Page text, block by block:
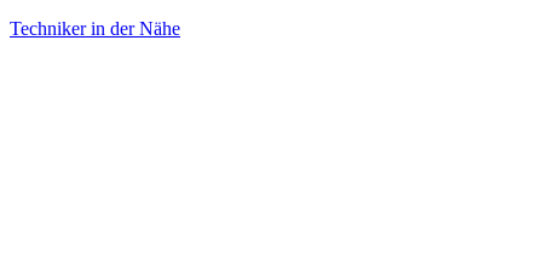
Techniker in der Nähe